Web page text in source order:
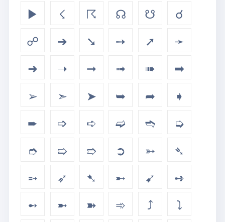
▶
☇ ☈ ☊ ☋
☌
☍
➔ ➘ ➙ ➚
➛
➜
➝ ➞ ➟ ➠
➡
➢
➣ ➤ ➥ ➦
➧
➨
➩ ➪ ➫ ➬
➭
➮
➯ ➱ ➲ ➳
➴
➵
➶ ➷ ➸ ➹
➺
➻
➼ ➽ ➾ ⤴
⤵